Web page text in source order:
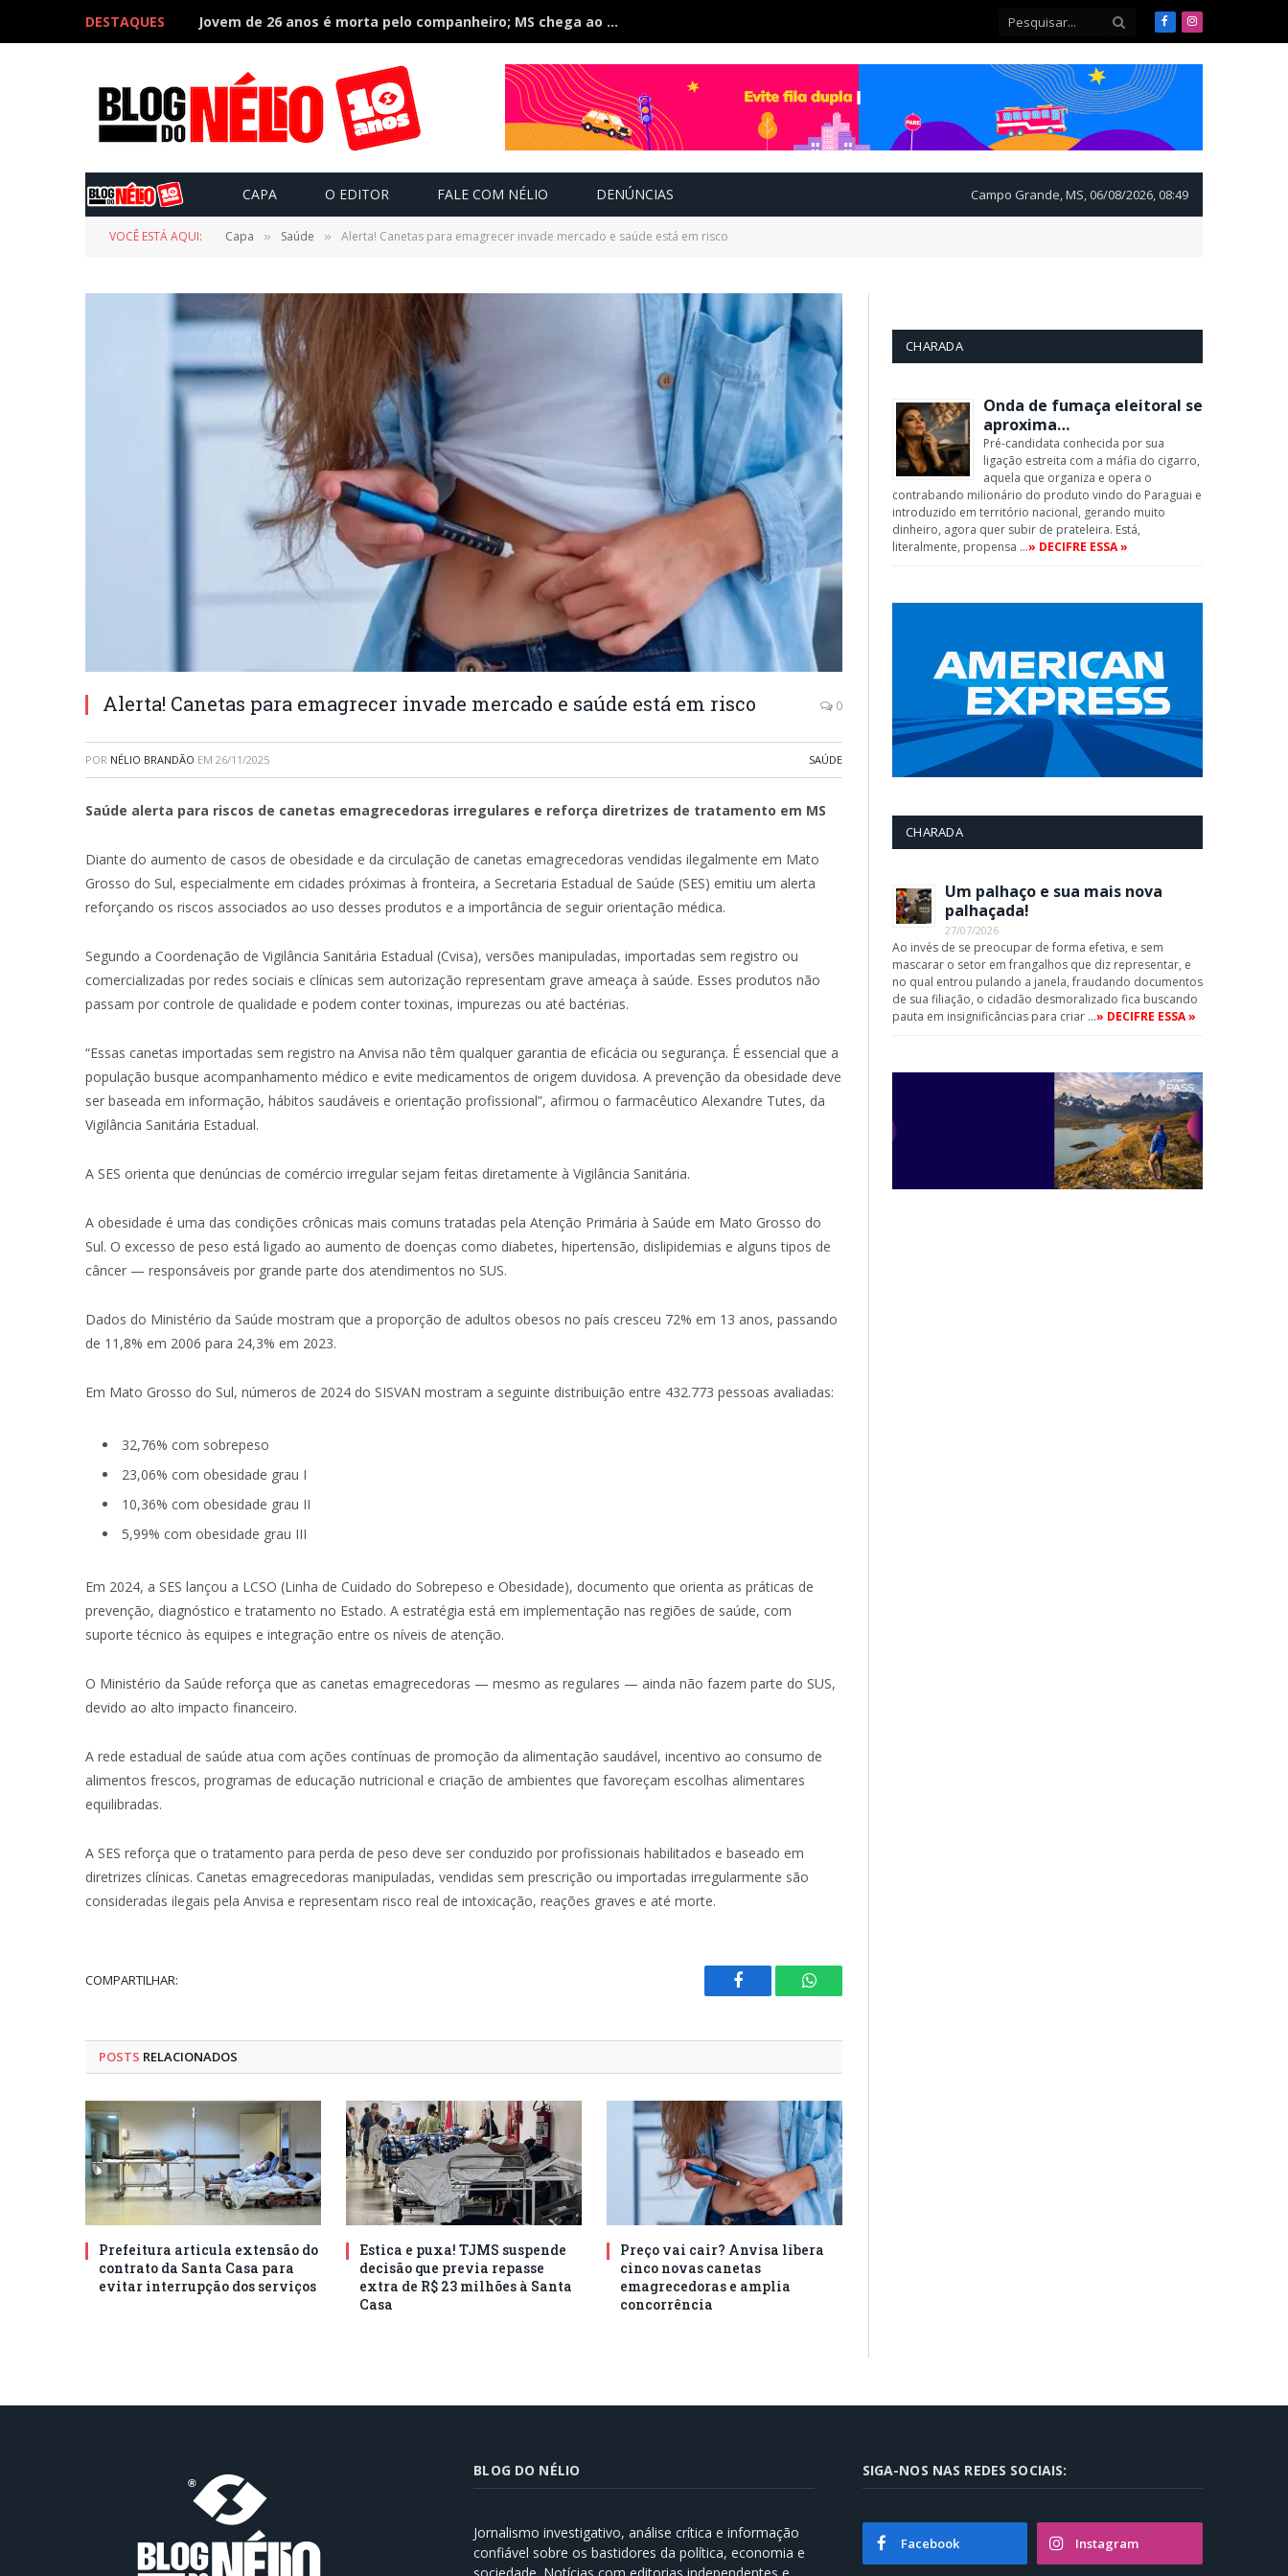
DESTAQUES Jovem de 26 anos é morta pelo companheiro; MS chega ao 21º feminicídio em 2026 FacebookInstagram
CAPA O EDITOR FALE COM NÉLIO DENÚNCIAS Campo Grande, MS, 06/08/2026, 08:49
VOCÊ ESTÁ AQUI: Capa » Saúde » Alerta! Canetas para emagrecer invade mercado e saúde está em risco
Alerta! Canetas para emagrecer invade mercado e saúde está em risco 0
POR NÉLIO BRANDÃO EM 26/11/2025 SAÚDE
Saúde alerta para riscos de canetas emagrecedoras irregulares e reforça diretrizes de tratamento em MS
Diante do aumento de casos de obesidade e da circulação de canetas emagrecedoras vendidas ilegalmente em Mato
Grosso do Sul, especialmente em cidades próximas à fronteira, a Secretaria Estadual de Saúde (SES) emitiu um alerta
reforçando os riscos associados ao uso desses produtos e a importância de seguir orientação médica.
Segundo a Coordenação de Vigilância Sanitária Estadual (Cvisa), versões manipuladas, importadas sem registro ou
comercializadas por redes sociais e clínicas sem autorização representam grave ameaça à saúde. Esses produtos não
passam por controle de qualidade e podem conter toxinas, impurezas ou até bactérias.
“Essas canetas importadas sem registro na Anvisa não têm qualquer garantia de eficácia ou segurança. É essencial que a
população busque acompanhamento médico e evite medicamentos de origem duvidosa. A prevenção da obesidade deve
ser baseada em informação, hábitos saudáveis e orientação profissional”, afirmou o farmacêutico Alexandre Tutes, da
Vigilância Sanitária Estadual.
A SES orienta que denúncias de comércio irregular sejam feitas diretamente à Vigilância Sanitária.
A obesidade é uma das condições crônicas mais comuns tratadas pela Atenção Primária à Saúde em Mato Grosso do
Sul. O excesso de peso está ligado ao aumento de doenças como diabetes, hipertensão, dislipidemias e alguns tipos de
câncer — responsáveis por grande parte dos atendimentos no SUS.
Dados do Ministério da Saúde mostram que a proporção de adultos obesos no país cresceu 72% em 13 anos, passando
de 11,8% em 2006 para 24,3% em 2023.
Em Mato Grosso do Sul, números de 2024 do SISVAN mostram a seguinte distribuição entre 432.773 pessoas avaliadas:
32,76% com sobrepeso
23,06% com obesidade grau I
10,36% com obesidade grau II
5,99% com obesidade grau III
Em 2024, a SES lançou a LCSO (Linha de Cuidado do Sobrepeso e Obesidade), documento que orienta as práticas de
prevenção, diagnóstico e tratamento no Estado. A estratégia está em implementação nas regiões de saúde, com
suporte técnico às equipes e integração entre os níveis de atenção.
O Ministério da Saúde reforça que as canetas emagrecedoras — mesmo as regulares — ainda não fazem parte do SUS,
devido ao alto impacto financeiro.
A rede estadual de saúde atua com ações contínuas de promoção da alimentação saudável, incentivo ao consumo de
alimentos frescos, programas de educação nutricional e criação de ambientes que favoreçam escolhas alimentares
equilibradas.
A SES reforça que o tratamento para perda de peso deve ser conduzido por profissionais habilitados e baseado em
diretrizes clínicas. Canetas emagrecedoras manipuladas, vendidas sem prescrição ou importadas irregularmente são
consideradas ilegais pela Anvisa e representam risco real de intoxicação, reações graves e até morte.
COMPARTILHAR:
Facebook WhatsApp
POSTS RELACIONADOS
Prefeitura articula extensão do
contrato da Santa Casa para
evitar interrupção dos serviços
Estica e puxa! TJMS suspende
decisão que previa repasse
extra de R$ 23 milhões à Santa
Casa
Preço vai cair? Anvisa libera
cinco novas canetas
emagrecedoras e amplia
concorrência
CHARADA
Onda de fumaça eleitoral se
aproxima…
Pré-candidata conhecida por sua
ligação estreita com a máfia do cigarro,
aquela que organiza e opera o
contrabando milionário do produto vindo do Paraguai e
introduzido em território nacional, gerando muito
dinheiro, agora quer subir de prateleira. Está,
literalmente, propensa …» DECIFRE ESSA »
CHARADA
Um palhaço e sua mais nova
palhaçada!
27/07/2026
Ao invés de se preocupar de forma efetiva, e sem
mascarar o setor em frangalhos que diz representar, e
no qual entrou pulando a janela, fraudando documentos
de sua filiação, o cidadão desmoralizado fica buscando
pauta em insignificâncias para criar …» DECIFRE ESSA »
BLOG DO NÉLIO
Jornalismo investigativo, análise crítica e informação
confiável sobre os bastidores da política, economia e
SIGA-NOS NAS REDES SOCIAIS:
Facebook Instagram